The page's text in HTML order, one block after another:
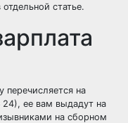
отдельной статье.
перечисляется на
24), ее вам выдадут на
на сборном